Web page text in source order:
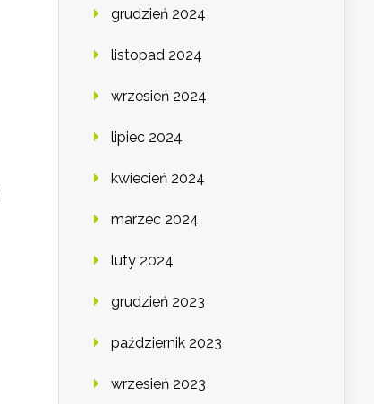
grudzień 2024
listopad 2024
wrzesień 2024
lipiec 2024
kwiecień 2024
marzec 2024
luty 2024
grudzień 2023
październik 2023
wrzesień 2023